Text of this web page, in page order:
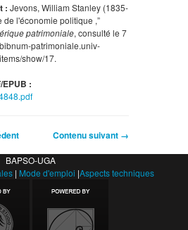
: Jevons, William Stanley (1835-
de l'économie politique ,”
patrimoniale, consulté le 7
patrimoniale.univ-
show/17.
:
Contenu suivant →
BAPSO-UGA
| Mode d'emploi |Aspects techniques